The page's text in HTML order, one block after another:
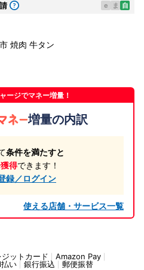
e ま 自
焼肉 牛タン
ージでマネー増量！
増量の内訳
条件を満たすと
得できます！
録／ログイン
使える店舗・サービス一覧
ジットカード
Amazon Pay
い 銀行振込 郵便振替